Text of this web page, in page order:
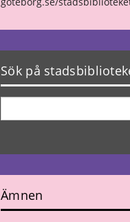
Sök på
Ämnen